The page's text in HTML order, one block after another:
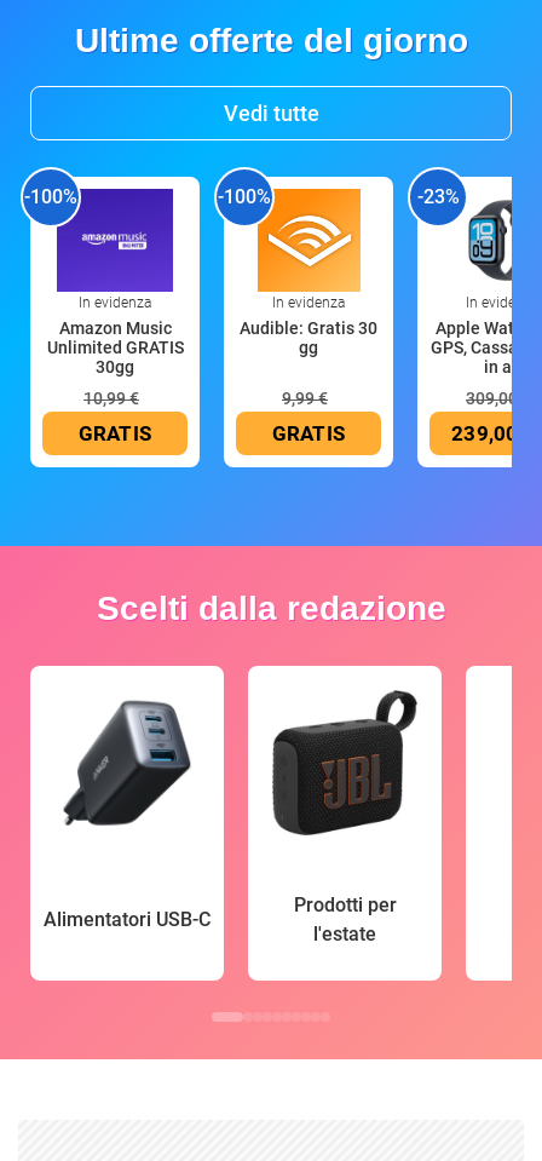
Ultime offerte del giorno
Vedi tutte
-100%
In evidenza
Amazon Music
Unlimited GRATIS
30gg
10,99 €
GRATIS
-100%
In evidenza
Audible: Gratis 30
gg
9,99 €
GRATIS
-23%
In evidenza
Apple Watch
GPS, Cassa
in all
309,00 €
239,00 €
Scelti dalla redazione
Alimentatori USB-C
Prodotti per
l'estate